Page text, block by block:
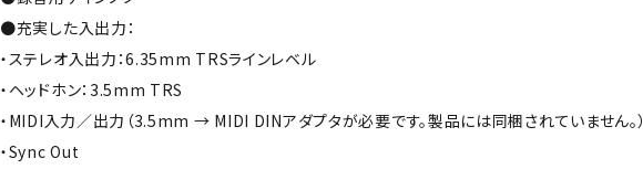
●充実した入出力：
・ステレオ入出力：6.35mm TRSラインレベル
・ヘッドホン：3.5mm TRS
・MIDI入力／出力（3.5mm → MIDI DINアダプタが必要です。製品には同梱されていません。）
・Sync Out